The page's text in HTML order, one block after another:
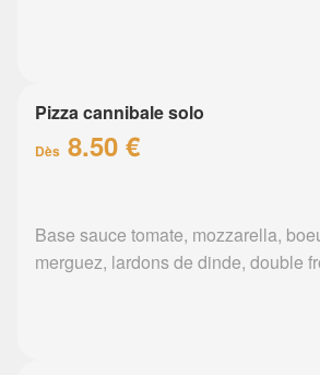
Pizza cannibale solo
Dès 8.50 €
Base sauce tomate, mozzarella,
merguez, lardons de dinde, double